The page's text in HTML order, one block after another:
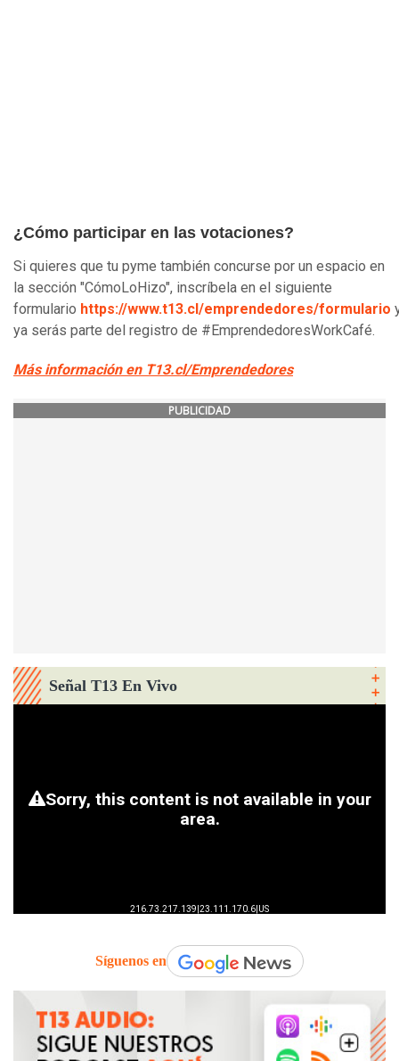
¿Cómo participar en las votaciones?
Si quieres que tu pyme también concurse por un espacio en
la sección "CómoLoHizo", inscríbela en el siguiente
formulario https://www.t13.cl/emprendedores/formulario
ya serás parte del registro de #EmprendedoresWorkCafé.
Más información en T13.cl/Emprendedores
PUBLICIDAD
Señal T13 En Vivo
Síguenos en